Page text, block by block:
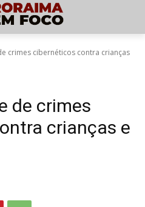
crimes cibernéticos contra crianças
de crimes
crianças e